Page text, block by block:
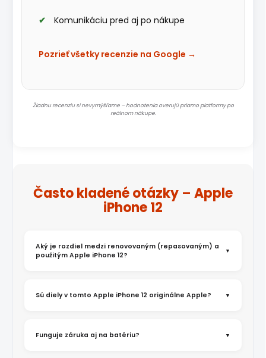
Komunikáciu pred aj po nákupe
Pozrieť všetky recenzie na Google →
Žiadnu recenziu si nevymýšľame – hodnotenia overujú priamo platformy po
reálnom nákupe.
Často kladené otázky – Apple
iPhone 12
Aký je rozdiel medzi renovovaným (repasovaným) a
použitým Apple iPhone 12?
Sú diely v tomto Apple iPhone 12 originálne Apple?
Funguje záruka aj na batériu?